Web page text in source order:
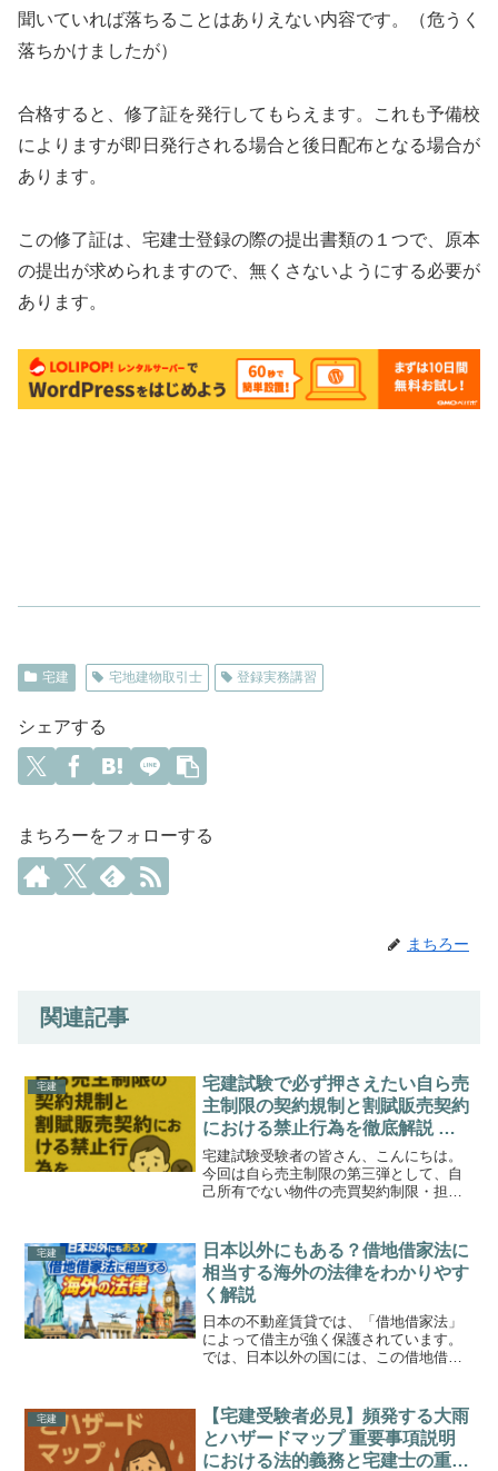
聞いていれば落ちることはありえない内容です。（危うく
落ちかけましたが）
合格すると、修了証を発行してもらえます。これも予備校
によりますが即日発行される場合と後日配布となる場合が
あります。
この修了証は、宅建士登録の際の提出書類の１つで、原本
の提出が求められますので、無くさないようにする必要が
あります。
宅建 宅地建物取引士 登録実務講習
シェアする
まちろーをフォローする
まちろー
関連記事
宅建
宅建試験で必ず押さえたい自ら売
主制限の契約規制と割賦販売契約
における禁止行為を徹底解説 重
要ポイントと例題で理解を深める
まとめ記事
宅建試験受験者の皆さん、こんにちは。
今回は自ら売主制限の第三弾として、自
己所有でない物件の売買契約制限・担保
説していきます。特に、割賦販売に関す
る規制はひっかけ問題が多...
宅建
日本以外にもある？借地借家法に
相当する海外の法律をわかりやす
く解説
日本の不動産賃貸では、「借地借家法」
によって借主が強く保護されています。
では、日本以外の国には、この借地借家
も、借地借家法に相当する賃貸借に関す
る法律は存在します。ただ...
宅建
【宅建受験者必見】頻発する大雨
とハザードマップ 重要事項説明
における法的義務と宅建士の重い